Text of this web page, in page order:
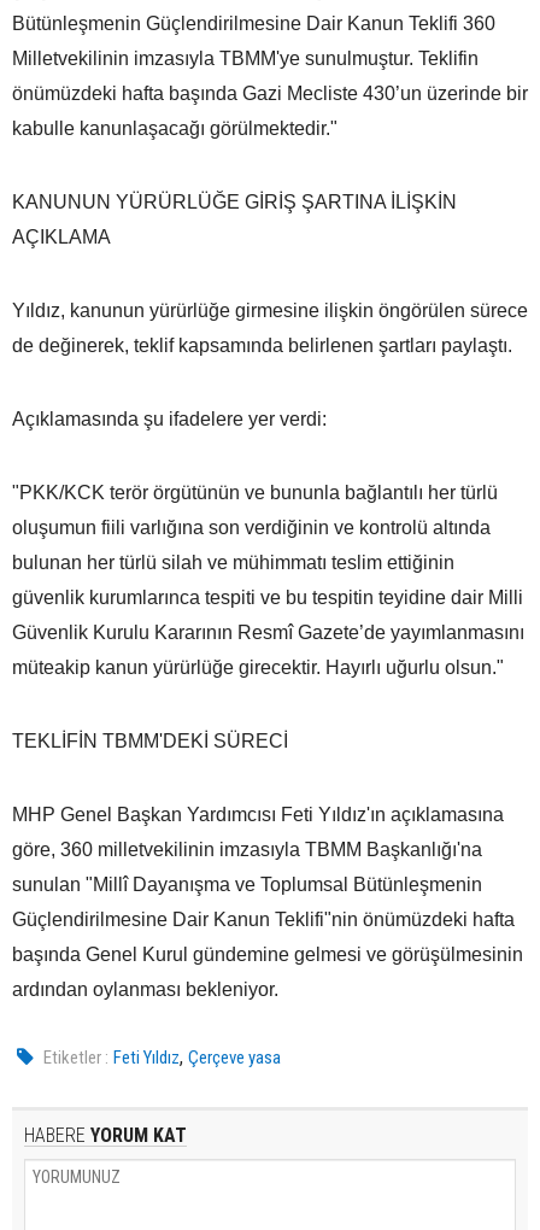
Bütünleşmenin Güçlendirilmesine Dair Kanun Teklifi 360
Milletvekilinin imzasıyla TBMM'ye sunulmuştur. Teklifin
önümüzdeki hafta başında Gazi Mecliste 430’un üzerinde bir
kabulle kanunlaşacağı görülmektedir."
KANUNUN YÜRÜRLÜĞE GİRİŞ ŞARTINA İLİŞKİN
AÇIKLAMA
Yıldız, kanunun yürürlüğe girmesine ilişkin öngörülen sürece
de değinerek, teklif kapsamında belirlenen şartları paylaştı.
Açıklamasında şu ifadelere yer verdi:
"PKK/KCK terör örgütünün ve bununla bağlantılı her türlü
oluşumun fiili varlığına son verdiğinin ve kontrolü altında
bulunan her türlü silah ve mühimmatı teslim ettiğinin
güvenlik kurumlarınca tespiti ve bu tespitin teyidine dair Milli
Güvenlik Kurulu Kararının Resmî Gazete’de yayımlanmasını
müteakip kanun yürürlüğe girecektir. Hayırlı uğurlu olsun."
TEKLİFİN TBMM'DEKİ SÜRECİ
MHP Genel Başkan Yardımcısı Feti Yıldız'ın açıklamasına
göre, 360 milletvekilinin imzasıyla TBMM Başkanlığı'na
sunulan "Millî Dayanışma ve Toplumsal Bütünleşmenin
Güçlendirilmesine Dair Kanun Teklifi"nin önümüzdeki hafta
başında Genel Kurul gündemine gelmesi ve görüşülmesinin
ardından oylanması bekleniyor.
Etiketler : Feti Yıldız,Çerçeve yasa
HABERE YORUM KAT